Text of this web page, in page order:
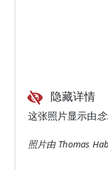
隐藏详情
这张照片显示由
照片由 Thomas